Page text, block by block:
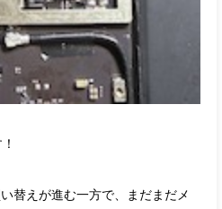
替えが進む一方で、まだまだメ